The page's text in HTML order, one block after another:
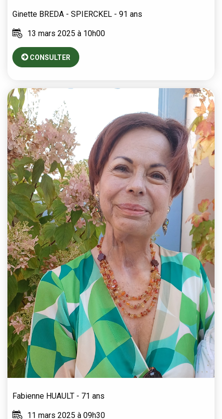
Ginette BREDA - SPIERCKEL - 91 ans
13 mars 2025 à 10h00
CONSULTER
Fabienne HUAULT - 71 ans
11 mars 2025 à 09h30